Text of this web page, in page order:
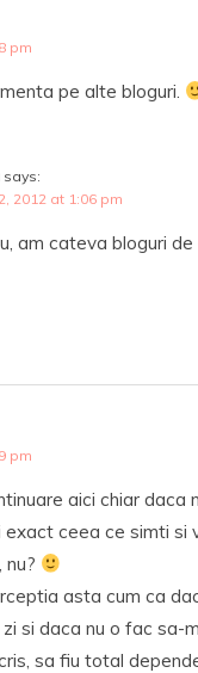
pm
pe alte bloguri.
says:
2012 at 1:06 pm
am cateva bloguri
pm
aici chiar daca
ceea ce simti si
nu?
asta cum ca
si daca nu o fac sa-
sa fiu total